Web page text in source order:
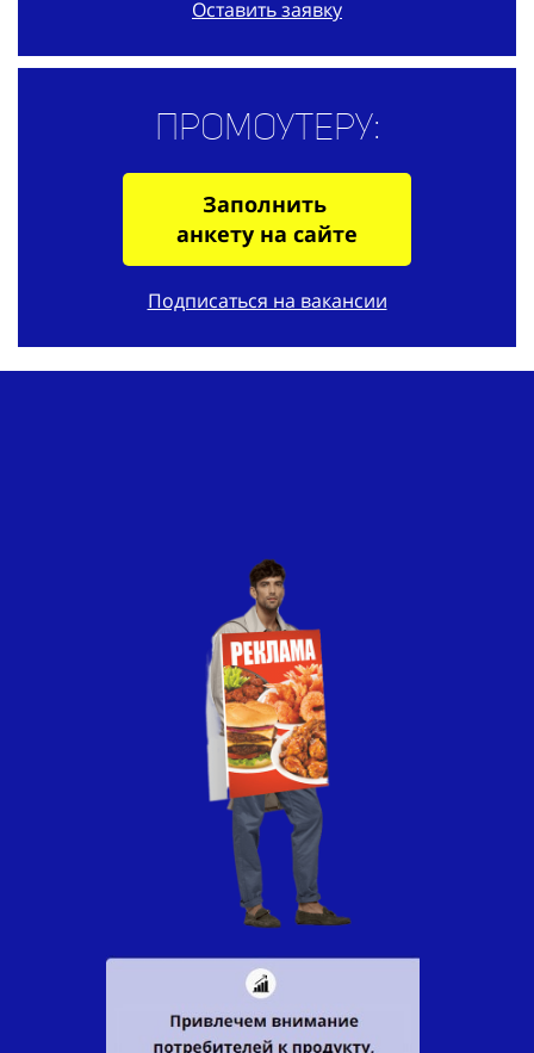
Оставить заявку
Промоутеру:
Заполнить
анкету на сайте
Подписаться на вакансии